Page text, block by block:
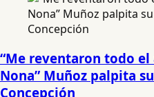
“Me reventaron todo el
Nona” Muñoz palpita
Concepción